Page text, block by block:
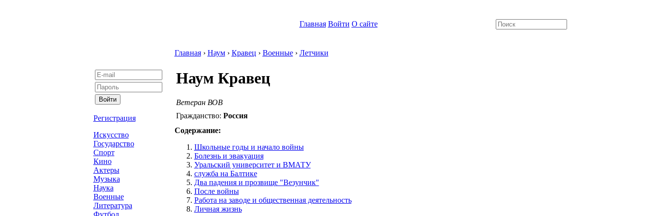
Главная Войти О сайте
Регистрация
Искусство
Государство
Спорт
Кино
Актеры
Музыка
Наука
Военные
Литература
Футбол
Главная› Наум› Кравец › Военные› Летчики
Наум Кравец
Ветеран ВОВ
Гражданство: Россия
Содержание:
Школьные годы и начало войны
Болезнь и эвакуация
Уральский университет и ВМАТУ
служба на Балтике
Два падения и прозвище "Везунчик"
После войны
Работа на заводе и общественная деятельность
Личная жизнь